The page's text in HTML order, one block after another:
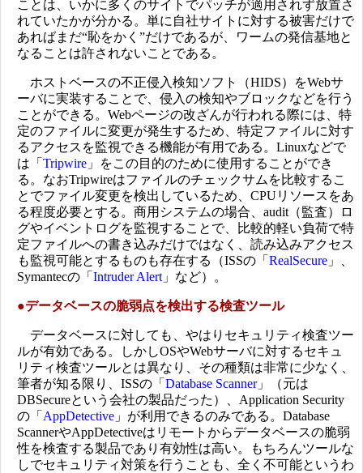
ことは、いかに多くのサイトでパッチが適用されず放置さ
れていたかが分かる。単に自社サイトに対する被害だけで
あればまだ“恥をかく”だけであるが、ワームの発信基地と
なることは許されないことである。
ホストベースの不正侵入検知ソフト（HIDS）をWebサ
ーバに実装することで、侵入の検知やブロックなどを行う
ことができる。Webページの改ざんが行われる際には、特
定のファイルに変更が発生するため、特定ファイルに対す
るアクセスを監視できる機能が有用である。Linuxなどで
は「 Tripwire 」をこの目的のために使用することができ
る。なおTripwireはファイルのチェックサムを比較するこ
とでファイル変更を検出しているため、CPUリソースをあ
る程度必要とする。商用システムの場合、audit（監査）ロ
グやイベントログを監視することで、比較的軽い負荷で特
定ファイルへの書き込みだけではなく、読み込みアクセス
も監視可能とするものも存在する（ISSの「 RealSecure 」、
Symantecの「 Intruder Alert 」など）。
●データベースの脆弱点を検出する検査ツール
データベースに対しても、やはりセキュリティ検査ツー
ルが有効である。しかしOSやWebサーバに対するセキュ
リティ検査ツールとは異なり、その種類は非常に少なく、
筆者が知る限り、ISSの「 Database Scanner」（元は
DBSecureという会社の製品だった）、Application Security
の「 AppDetective 」が利用できるのみである。Database
ScannerやAppDetectiveはリモートからデータベースの脆弱
性を検査する製品であり有効性は高い。もちろんツールな
しでセキュリティ対策を行うことも、全く不可能というわ